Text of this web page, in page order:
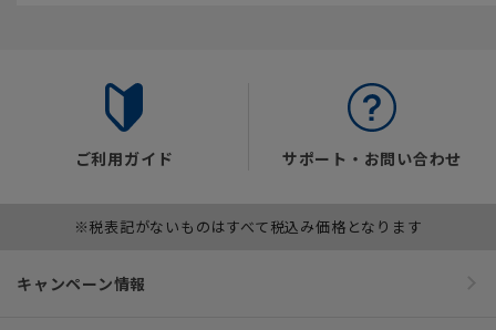
ご利用ガイド サポート・お問い合わせ
※税表記がないものはすべて税込み価格となります
キャンペーン情報